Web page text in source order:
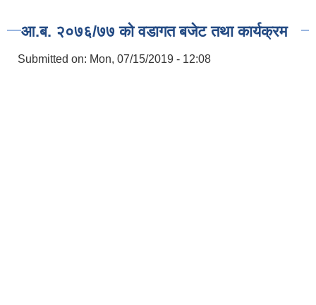
आ.ब. २०७६/७७ को वडागत बजेट तथा कार्यक्रम
Submitted on: Mon, 07/15/2019 - 12:08